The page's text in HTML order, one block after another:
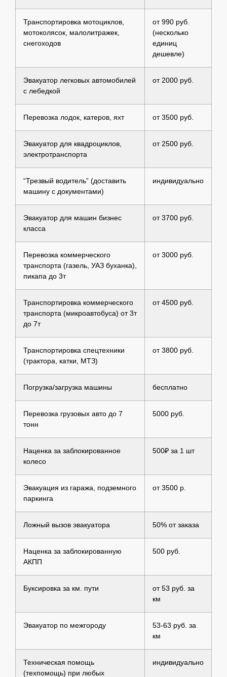
Транспортировка мотоциклов,
мотоколясок, малолитражек,
снегоходов
от 990 руб.
(несколько
единиц
дешевле)
Эвакуатор легковых автомобилей
с лебедкой
от 2000 руб.
Перевозка лодок, катеров, яхт от 3500 руб.
Эвакуатор для квадроциклов,
электротранспорта
от 2500 руб.
“Трезвый водитель” (доставить
машину с документами)
индивидуально
Эвакуатор для машин бизнес
класса
от 3700 руб.
Перевозка коммерческого
транспорта (газель, УАЗ буханка),
пикапа до 3т
от 3000 руб.
Транспортировка коммерческого
транспорта (микроавтобуса) от 3т
до 7т
от 4500 руб.
Транспортировка спецтехники
(трактора, катки, МТЗ)
от 3800 руб.
Погрузка/загрузка машины бесплатно
Перевозка грузовых авто до 7
тонн
5000 руб.
Наценка за заблокированное
колесо
500₽ за 1 шт
Эвакуация из гаража, подземного
паркинга
от 3500 р.
Ложный вызов эвакуатора 50% от заказа
Наценка за заблокированную
АКПП
500 руб.
Буксировка за км. пути
от 53 руб. за
км
Эвакуатор по межгороду
53-63 руб. за
км
Техническая помощь
(техпомощь) при любых
индивидуально